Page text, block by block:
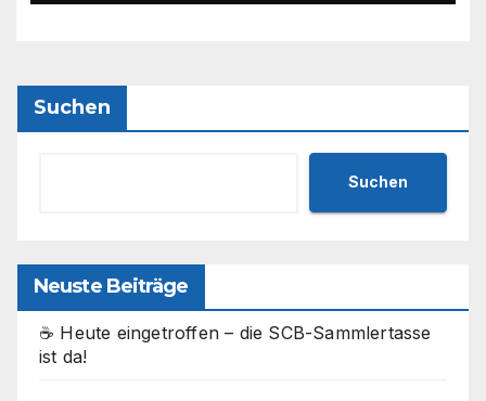
Suchen
Suchen
Neuste Beiträge
☕ Heute eingetroffen – die SCB-Sammlertasse
ist da!